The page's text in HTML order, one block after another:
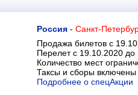
Россия - Санкт-
Продажа билетов с
Перелет с 19.10.2020 до
Количество мест
Таксы и сборы включены
Подробнее о спецАкции